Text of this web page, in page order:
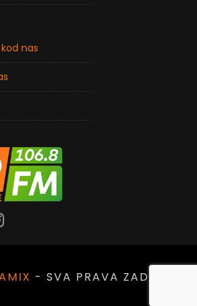
nas
- SVA PRAVA ZADRŽANA.